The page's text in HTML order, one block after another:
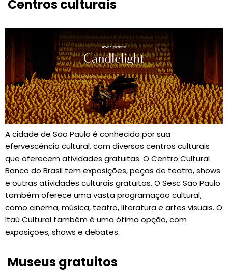
Centros culturais
A cidade de São Paulo é conhecida por sua
efervescência cultural, com diversos centros culturais
que oferecem atividades gratuitas. O Centro Cultural
Banco do Brasil tem exposições, peças de teatro, shows
e outras atividades culturais gratuitas. O Sesc São Paulo
também oferece uma vasta programação cultural,
como cinema, música, teatro, literatura e artes visuais. O
Itaú Cultural também é uma ótima opção, com
exposições, shows e debates.
Museus gratuitos